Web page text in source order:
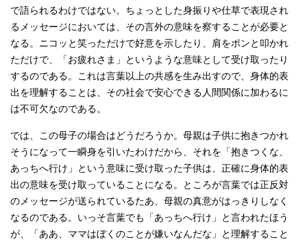
で語られるわけではない。ちょっとした身振りや仕草で表現され
るメッセージにおいては、その言外の意味を察することが必要と
なる。ニコッと笑っただけで好意を示したり、肩をポンと叩かれ
ただけで、「お疲れさま」というような意味として受け取ったり
するのである。これは言葉以上の共感を生み出すので、身体的表
出を理解することは、その社会で安心できる人間関係に加わるに
は不可欠なのである。
では、この母子の場合はどうだろうか。母親は子供に抱きつかれ
そうになって一瞬身を引いたわけだから、それを「抱きつくな、
あっちへ行け」という意味に受け取った子供は、正確に身体的表
出の意味を受け取っていることになる。ところが言葉では正反対
のメッセージが送られているたあ、母親の真意がはっきりしなく
なるのである。いっそ言葉でも「あっちへ行け」と言われたほう
が、「ああ、ママはぼくのことが嫌いなんだな」と理解すること